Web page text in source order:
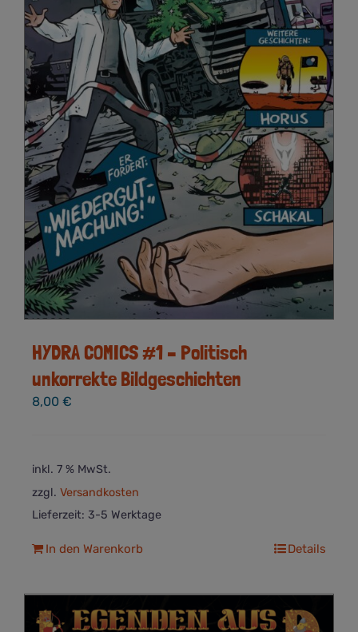
HYDRA COMICS #1 – Politisch
unkorrekte Bildgeschichten
8,00 €
inkl. 7 % MwSt.
zzgl. Versandkosten
Lieferzeit: 3-5 Werktage
In den Warenkorb Details